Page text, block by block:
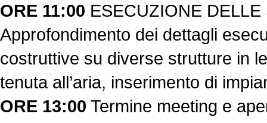
ORE 11:00 ESECUZIONE
Approfondimento dei dettagli
costruttive su diverse strutture in
tenuta all’aria, inserimento di
ORE 13:00 Termine meeting e